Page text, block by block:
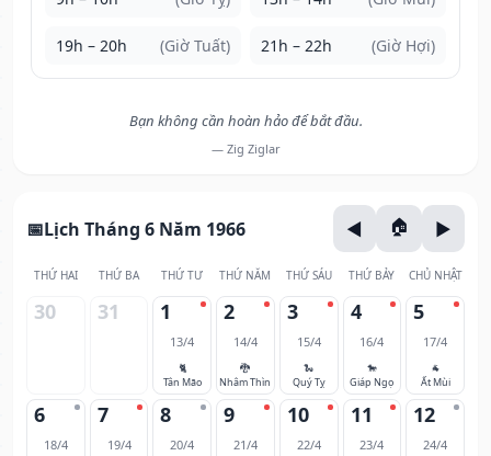
19h – 20h (Giờ Tuất) 21h – 22h (Giờ Hợi)
Bạn không cần hoàn hảo để bắt đầu.
— Zig Ziglar
Lịch Tháng 6 Năm 1966
THỨ HAI THỨ BA THỨ TƯ THỨ NĂM THỨ SÁU THỨ BẢY CHỦ NHẬT
30 31 1
13/4
🐈
Tân Mão
2
14/4
🐉
Nhâm Thìn
3
15/4
🐍
Quý Tỵ
4
16/4
🐎
Giáp Ngọ
5
17/4
🐐
Ất Mùi
6
18/4
7
19/4
8
20/4
9
21/4
10
22/4
11
23/4
12
24/4